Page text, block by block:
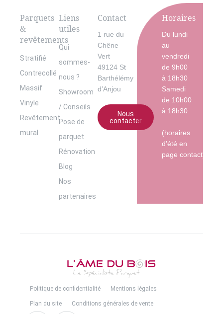
Parquets
&
revêtements
Stratifié
Contrecollé
Massif
Vinyle
Revêtement
mural
Liens
utiles
Qui
sommes-
nous ?
Showroom
/ Conseils
Pose de
parquet
Rénovation
Blog
Nos
partenaires
Contact
1 rue du
Chêne
Vert
49124 St
Barthélémy
d’Anjou
Nous
contacter
Horaires
Du lundi
au
vendredi
de 9h00
à 18h30
Samedi
de 10h00
à 18h30
(horaires
d’été en
page contact)
Politique de confidentialité Mentions légales
Plan du site Conditions générales de vente